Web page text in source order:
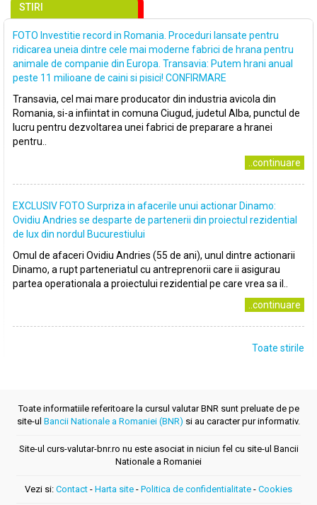
STIRI
FOTO Investitie record in Romania. Proceduri lansate pentru
ridicarea uneia dintre cele mai moderne fabrici de hrana pentru
animale de companie din Europa. Transavia: Putem hrani anual
peste 11 milioane de caini si pisici! CONFIRMARE
Transavia, cel mai mare producator din industria avicola din
Romania, si-a infiintat in comuna Ciugud, judetul Alba, punctul de
lucru pentru dezvoltarea unei fabrici de preparare a hranei
pentru..
..continuare
EXCLUSIV FOTO Surpriza in afacerile unui actionar Dinamo:
Ovidiu Andries se desparte de partenerii din proiectul rezidential
de lux din nordul Bucurestiului
Omul de afaceri Ovidiu Andries (55 de ani), unul dintre actionarii
Dinamo, a rupt parteneriatul cu antreprenorii care ii asigurau
partea operationala a proiectului rezidential pe care vrea sa il..
..continuare
Toate stirile
Toate informatiile referitoare la cursul valutar BNR sunt preluate de pe
site-ul Bancii Nationale a Romaniei (BNR) si au caracter pur informativ.
Site-ul curs-valutar-bnr.ro nu este asociat in niciun fel cu site-ul Bancii
Nationale a Romaniei
Vezi si: Contact - Harta site - Politica de confidentialitate - Cookies